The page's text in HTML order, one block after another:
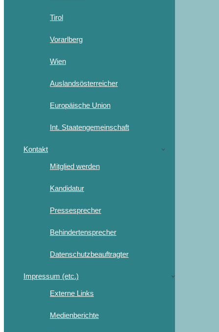
Tirol
Vorarlberg
Wien
Auslandsösterreicher
Europäische Union
Int. Staatengemeinschaft
Kontakt
Mitglied werden
Kandidatur
Pressesprecher
Behindertensprecher
Datenschutzbeauftragter
Impressum (etc.)
Externe Links
Medienberichte